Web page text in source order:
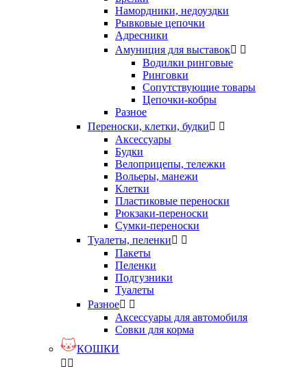
Намордники, недоуздки
Рывковые цепочки
Адресники
Амуниция для выставок 
Водилки ринговые
Ринговки
Сопутствующие товары
Цепочки-кобры
Разное
Переноски, клетки, будки 
Аксессуары
Будки
Велоприцепы, тележки
Вольеры, манежи
Клетки
Пластиковые переноски
Рюкзаки-переноски
Сумки-переноски
Туалеты, пеленки 
Пакеты
Пеленки
Подгузники
Туалеты
Разное 
Аксессуары для автомобиля
Совки для корма
КОШКИ
 